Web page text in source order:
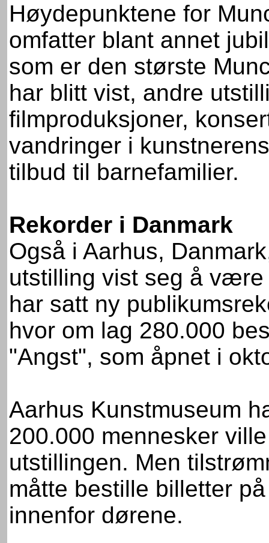
Høydepunktene for
omfatter blant annet
som er den største
har blitt vist, andre
filmproduksjoner,
vandringer i
tilbud til barnefamilier.
Rekorder i Danmark
Også i Aarhus,
utstilling vist seg å
har satt ny
hvor om lag 280.000
"Angst", som åpnet i
Aarhus Kunstmuseum
200.000 mennesker
utstillingen. Men
måtte bestille billetter
innenfor dørene.